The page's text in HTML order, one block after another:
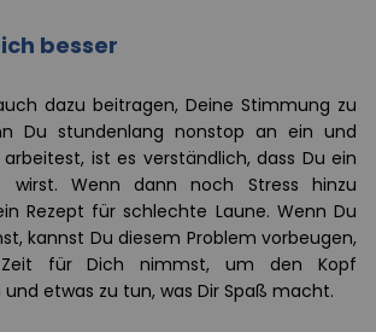
besser
dazu beitragen, Deine Stimmung zu
Du stundenlang nonstop an ein und
ist es verständlich, dass Du ein
wirst. Wenn dann noch Stress hinzu
Rezept für schlechte Laune. Wenn Du
kannst Du diesem Problem vorbeugen,
für Dich nimmst, um den Kopf
etwas zu tun, was Dir Spaß macht.